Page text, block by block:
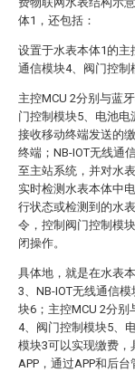
体1，还包括：
设置于水表本体1的主
通信模块4、阀门控制
主控MCU 2分别与蓝
门控制模块5、电池
接收移动终端发送的
终端；NB-IOT无线通
至主站系统，并对水
实时检测水表本体中
行状态或检测到的水
令，控制阀门控制模
闭操作。
具体地，就是在水表
3、NB-IOT无线通信
块6；主控MCU 2分别
4、阀门控制模块5、
模块3可以实现缴费
APP，通过APP和后